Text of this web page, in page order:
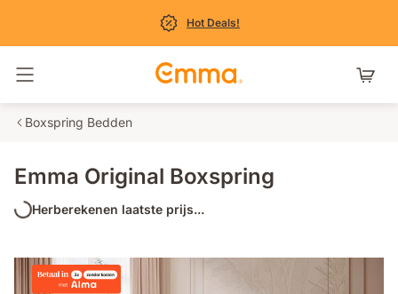
Hot Deals!
Navigatie in- en uitschakelen
Boxspring Bedden
Emma Original Boxspring
Herberekenen laatste prijs...